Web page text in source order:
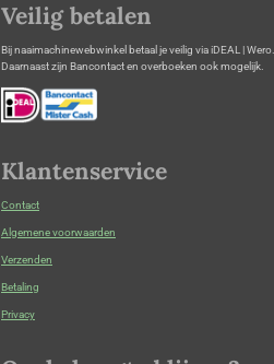
Veilig betalen
Bij naaimachinewebwinkel betaal je veilig via iDEAL | Wero.
Daarnaast zijn Bancontact en overboeken ook mogelijk.
Klantenservice
Contact
Algemene voorwaarden
Verzenden
Betaling
Privacy